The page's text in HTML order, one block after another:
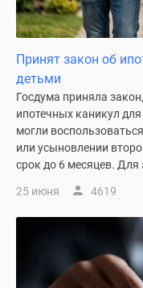
Москвы
Студии
комнатные
комнатные
калькулятор
Принят закон об
детьми
Госдума приняла
ипотечных каникул
могли
или усыновлении
срок до 6 месяцев.
25 июня 4619